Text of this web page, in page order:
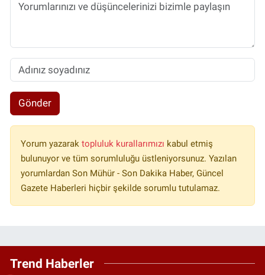
Gönder
Yorum yazarak topluluk kurallarımızı kabul etmiş
bulunuyor ve tüm sorumluluğu üstleniyorsunuz. Yazılan
yorumlardan Son Mühür - Son Dakika Haber, Güncel
Gazete Haberleri hiçbir şekilde sorumlu tutulamaz.
Trend Haberler